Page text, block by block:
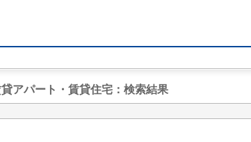
アパート・賃貸住宅 ：検索結果